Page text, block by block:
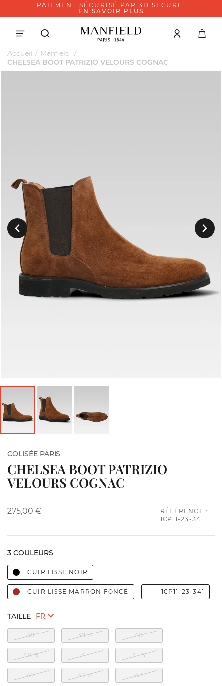
PAIEMENT SÉCURISÉ PAR 3D SECURE.
EN SAVOIR PLUS
Accueil
Manfield
CHELSEA BOOT PATRIZIO VELOURS COGNAC
Précedent Suivant
COLISÉE PARIS
CHELSEA BOOT PATRIZIO
VELOURS COGNAC
275,00 €
RÉFÉRENCE :
1CP11-23-341
3 COULEURS
CUIR LISSE NOIR
CUIR LISSE MARRON FONCE 1CP11-23-341
TAILLE
39 39.5 40
40.5 41 41.5
42 42.5 43